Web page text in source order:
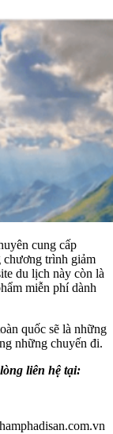
cung cấp
chương trình giảm
du lịch này còn là
miễn phí dành
quốc sẽ là những
những chuyến đi.
liên hệ tại: